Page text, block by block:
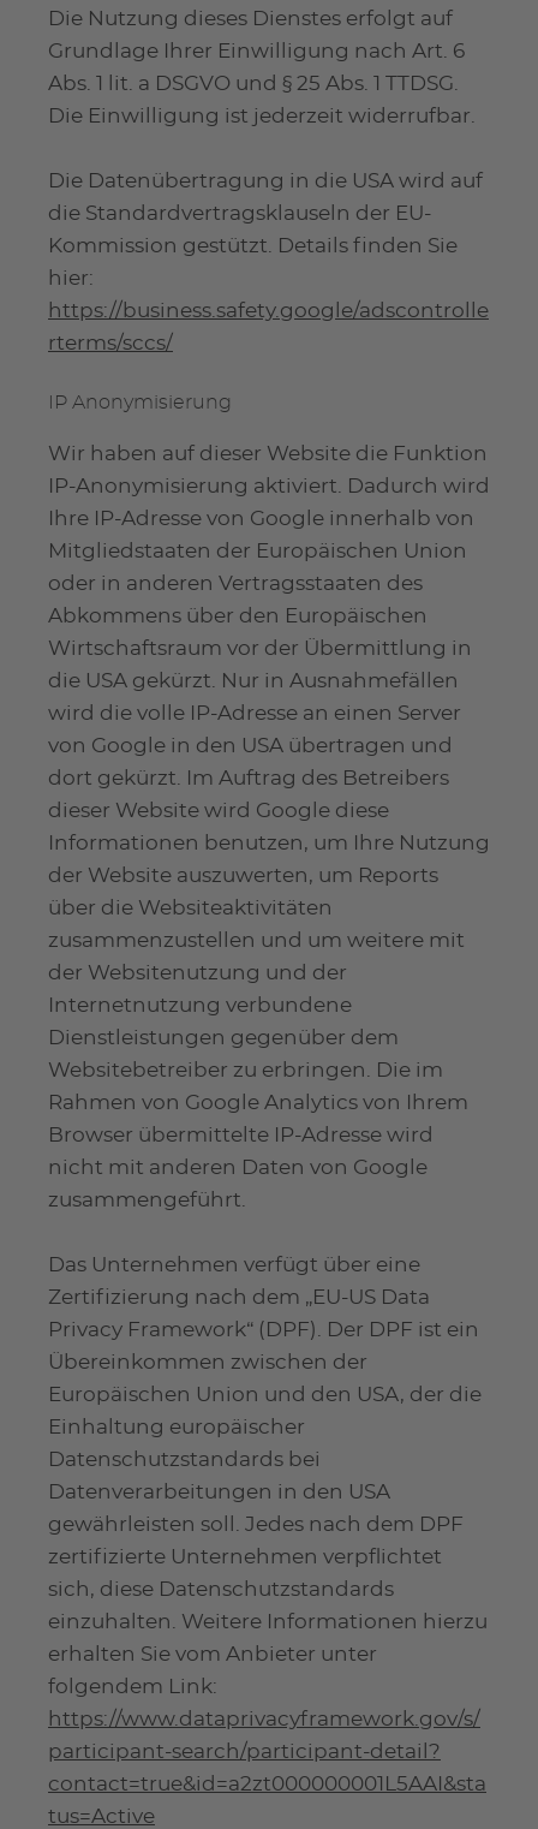
Die Nutzung dieses Dienstes erfolgt auf
Grundlage Ihrer Einwilligung nach Art. 6
Abs. 1 lit. a DSGVO und § 25 Abs. 1 TTDSG.
Die Einwilligung ist jederzeit widerrufbar.
Die Datenübertragung in die USA wird auf
die Standardvertragsklauseln der EU-
Kommission gestützt. Details finden Sie
hier:
https://business.safety.google/adscontrolle
rterms/sccs/
IP Anonymisierung
Wir haben auf dieser Website die Funktion
IP-Anonymisierung aktiviert. Dadurch wird
Ihre IP-Adresse von Google innerhalb von
Mitgliedstaaten der Europäischen Union
oder in anderen Vertragsstaaten des
Abkommens über den Europäischen
Wirtschaftsraum vor der Übermittlung in
die USA gekürzt. Nur in Ausnahmefällen
wird die volle IP-Adresse an einen Server
von Google in den USA übertragen und
dort gekürzt. Im Auftrag des Betreibers
dieser Website wird Google diese
Informationen benutzen, um Ihre Nutzung
der Website auszuwerten, um Reports
über die Websiteaktivitäten
zusammenzustellen und um weitere mit
der Websitenutzung und der
Internetnutzung verbundene
Dienstleistungen gegenüber dem
Websitebetreiber zu erbringen. Die im
Rahmen von Google Analytics von Ihrem
Browser übermittelte IP-Adresse wird
nicht mit anderen Daten von Google
zusammengeführt.
Das Unternehmen verfügt über eine
Zertifizierung nach dem „EU-US Data
Privacy Framework“ (DPF). Der DPF ist ein
Übereinkommen zwischen der
Europäischen Union und den USA, der die
Einhaltung europäischer
Datenschutzstandards bei
Datenverarbeitungen in den USA
gewährleisten soll. Jedes nach dem DPF
zertifizierte Unternehmen verpflichtet
sich, diese Datenschutzstandards
einzuhalten. Weitere Informationen hierzu
erhalten Sie vom Anbieter unter
folgendem Link:
https://www.dataprivacyframework.gov/s/
participant-search/participant-detail?
contact=true&id=a2zt000000001L5AAI&sta
tus=Active